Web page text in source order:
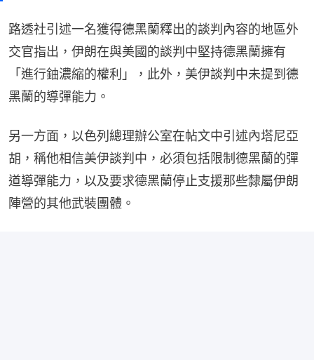
路透社引述一名獲得德黑蘭釋出的談判內容的地區外
交官指出，伊朗在與美國的談判中堅持德黑蘭擁有
「進行鈾濃縮的權利」，此外，美伊談判中未提到德
黑蘭的導彈能力。
另一方面，以色列總理辦公室在帖文中引述內塔尼亞
胡，稱他相信美伊談判中，必須包括限制德黑蘭的彈
道導彈能力，以及要求德黑蘭停止支援那些隸屬伊朗
陣營的其他武裝團體。